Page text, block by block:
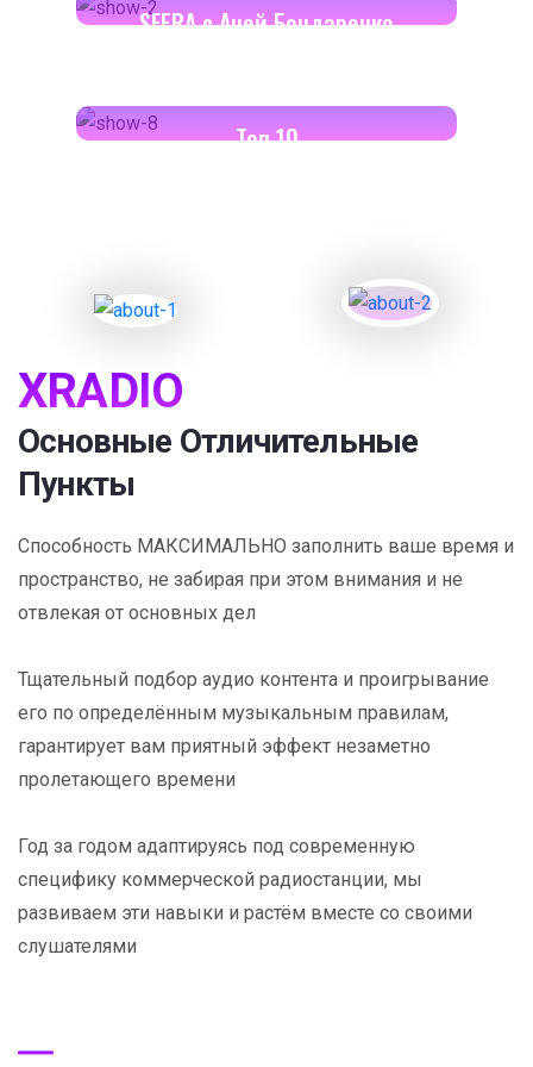
SFERA с Аней Бондаренко
Toп 10
XRADIO
Основные Отличительные
Пункты
Способность МАКСИМАЛЬНО заполнить ваше время и
пространство, не забирая при этом внимания и не
отвлекая от основных дел
Тщательный подбор аудио контента и проигрывание
его по определённым музыкальным правилам,
гарантирует вам приятный эффект незаметно
пролетающего времени
Год за годом адаптируясь под современную
специфику коммерческой радиостанции, мы
развиваем эти навыки и растём вместе со своими
слушателями